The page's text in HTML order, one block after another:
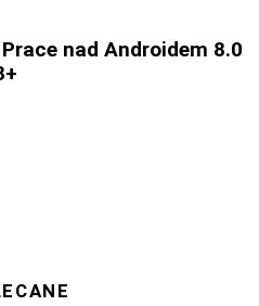
nad Androidem 8.0